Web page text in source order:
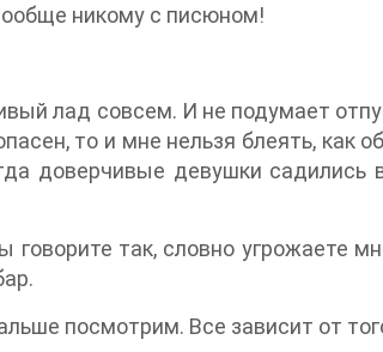
никому с писюном!
лад совсем. И не подумает
то и мне нельзя блеять, как
доверчивые девушки
так, словно угрожаете
посмотрим. Все зависит от